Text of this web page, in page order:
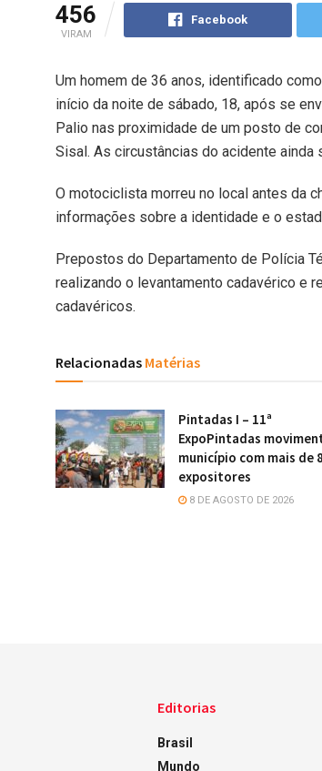
456
VIRAM
Facebook
Um homem de 36 anos, identificado
início da noite de sábado, 18, após se
Palio nas proximidade de um posto de
Sisal. As circustâncias do acidente ainda
O motociclista morreu no local antes da
informações sobre a identidade e o
Prepostos do Departamento de Polícia
realizando o levantamento cadavérico e
cadavéricos.
Relacionadas Matérias
Pintadas I – 11ª
ExpoPintadas
município com mais de
expositores
8 DE AGOSTO DE 2026
Editorias
Brasil
Mundo